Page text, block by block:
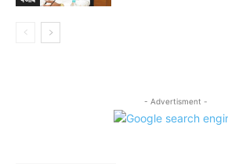
- Advertisment -